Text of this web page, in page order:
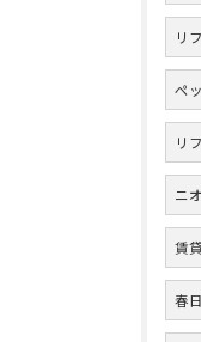
リ
ペ
リ
ニ
賃
春